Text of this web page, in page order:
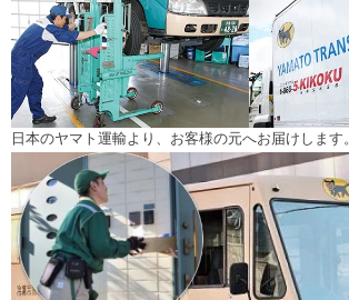
日本のヤマト運輸より、お客様の元へお届けします。